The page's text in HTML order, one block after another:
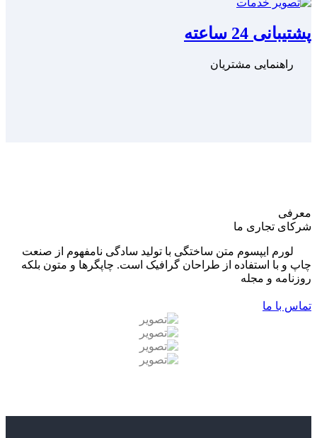
پشتیبانی 24 ساعته
راهنمایی مشتریان
معرفی
شرکای تجاری ما
لورم ایپسوم متن ساختگی با تولید سادگی نامفهوم از صنعت
چاپ و با استفاده از طراحان گرافیک است. چاپگرها و متون بلکه
روزنامه و مجله
تماس با ما